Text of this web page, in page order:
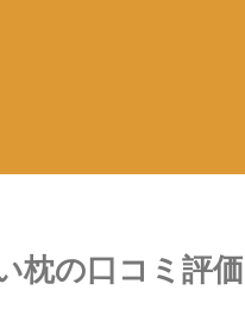
枕の口コミ評